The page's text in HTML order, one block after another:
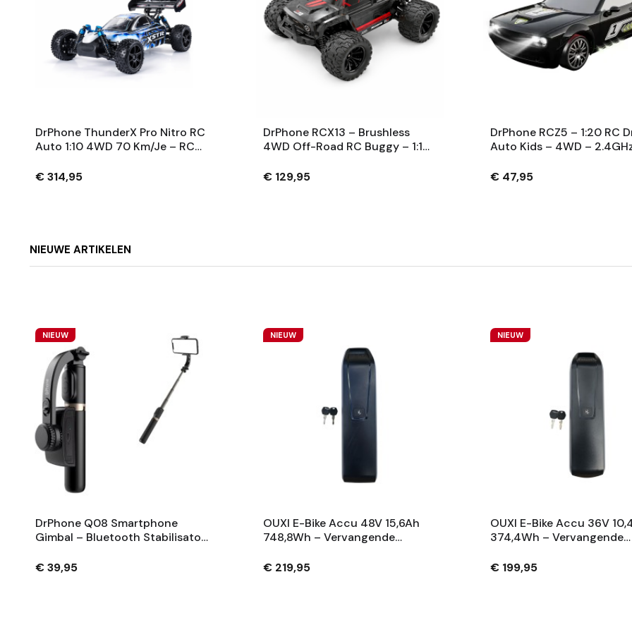
DrPhone ThunderX Pro Nitro RC
Auto 1:10 4WD 70 Km/je – RC
€ 314,95
DrPhone RCX13 – Brushless
4WD Off-Road RC Buggy – 1:14
Aandrijving – LED – 2.4GHz
€ 129,95
DrPhone RCZ5 – 1:20 RC
Auto Kids – 4WD –
LED – Kinder
€ 47,95
NIEUWE ARTIKELEN
NIEUW
DrPhone Q08 Smartphone
Gimbal – Bluetooth Stabilisator
Zwart
€ 39,95
NIEUW
OUXI E-Bike Accu 48V 15,6Ah
748,8Wh – Vervangende
Sleutels – Zwart
€ 219,95
NIEUW
OUXI E-Bike Accu 36V
374,4Wh – Vervangende
Sleutels – Zwart
€ 199,95